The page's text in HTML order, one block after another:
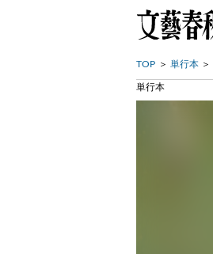
TOP 単行本
単行本